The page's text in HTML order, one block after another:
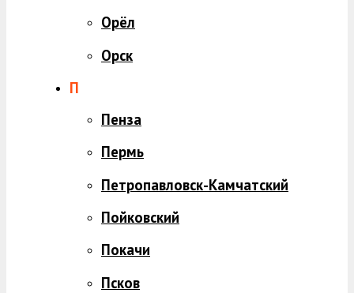
Орёл
Орск
П
Пенза
Пермь
Петропавловск-Камчатский
Пойковский
Покачи
Псков